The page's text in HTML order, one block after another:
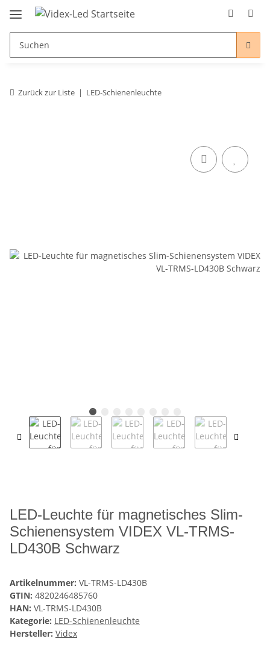
Zurück zur Liste LED-Schienenleuchte
LED-Leuchte für magnetisches Slim-
Schienensystem VIDEX VL-TRMS-
LD430B Schwarz
Artikelnummer: VL-TRMS-LD430B
GTIN: 4820246485760
HAN: VL-TRMS-LD430B
Kategorie: LED-Schienenleuchte
Hersteller: Videx